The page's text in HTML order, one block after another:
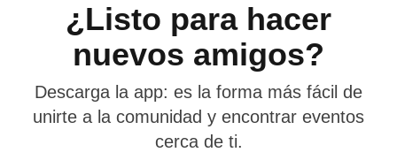
¿Listo para hacer
nuevos amigos?
Descarga la app: es la forma más fácil de
unirte a la comunidad y encontrar eventos
cerca de ti.